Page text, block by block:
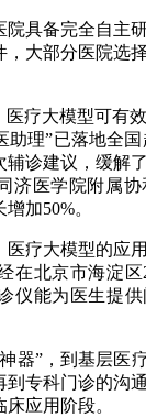
具备完全自主研
，大部分医院选
疗大模型可有效
助理”已落地全
辅诊建议，缓解
济医学院附属
加50%。
疗大模型的应用
在北京市海淀区
仪能为医生提供
”，到基层医疗
到专科门诊的沟
应用阶段。